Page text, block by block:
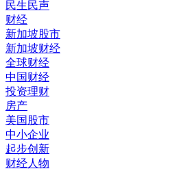
民生民声
财经
新加坡股市
新加坡财经
全球财经
中国财经
投资理财
房产
美国股市
中小企业
起步创新
财经人物